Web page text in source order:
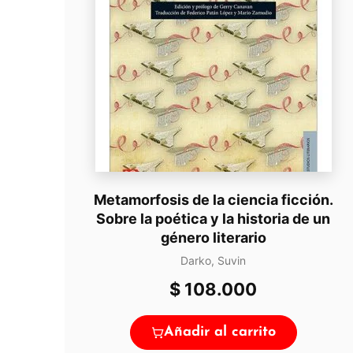
Metamorfosis de la ciencia ficción.
Sobre la poética y la historia de un
género literario
Darko, Suvin
$ 108.000
Añadir al carrito